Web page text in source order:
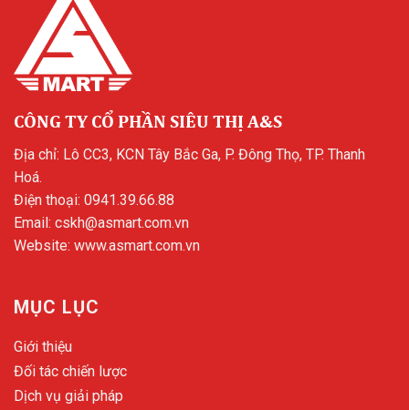
CÔNG TY CỔ PHẦN SIÊU THỊ A&S
Địa chỉ: Lô CC3, KCN Tây Bắc Ga, P. Đông Thọ, TP. Thanh
Hoá.
Điện thoại: 0941.39.66.88
Email: cskh@asmart.com.vn
Website: www.asmart.com.vn
MỤC LỤC
Giới thiệu
Đối tác chiến lược
Dịch vụ giải pháp